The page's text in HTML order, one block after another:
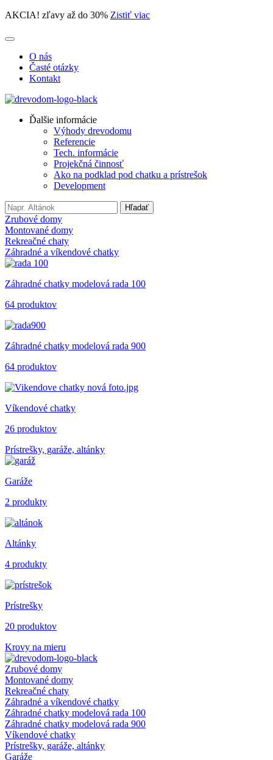
AKCIA! zľavy až do 30% Zistiť viac
O nás
Časté otázky
Kontakt
Ďalšie informácie
Výhody drevodomu
Referencie
Tech. informácie
Projekčná činnosť
Ako na podklad pod chatku a prístrešok
Development
Search
for:
Hľadať
Zrubové domy
Montované domy
Rekreačné chaty
Záhradné a víkendové chatky
Záhradné chatky modelová rada 100
64 produktov
Záhradné chatky modelová rada 900
64 produktov
Víkendové chatky
26 produktov
Prístrešky, garáže, altánky
Garáže
2 produkty
Altánky
4 produkty
Prístrešky
20 produktov
Krovy na mieru
Zrubové domy
Montované domy
Rekreačné chaty
Záhradné a víkendové chatky
Záhradné chatky modelová rada 100
Záhradné chatky modelová rada 900
Víkendové chatky
Prístrešky, garáže, altánky
Garáže